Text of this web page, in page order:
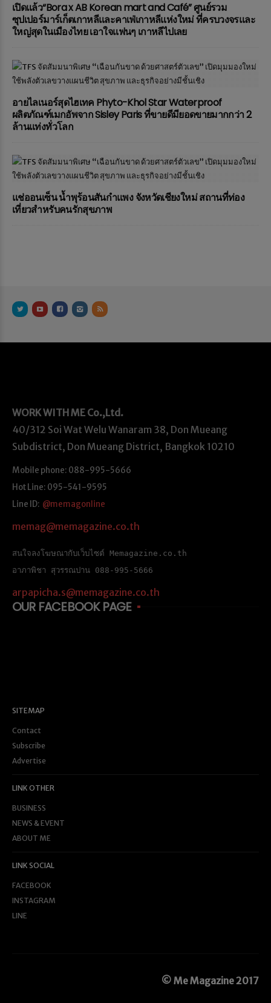
เปิดแล้ว“Bora x AB Korean mart and Café” ศูนย์รวม
ซุปเปอร์มาร์เก็ตเกาหลีและคาเฟ่เกาหลีแห่งใหม่ ที่ครบวงจรและ
ใหญ่สุดในเมืองไทย เอาใจแฟนๆ เกาหลีไปเลย
อายไลเนอร์สุดไฮเทค Phyto-Khol Star Waterproof
ผลิตภัณฑ์เมกอัพจาก Sisley Paris ที่ขายดีมียอดขายมากกว่า 2
ล้านแท่งทั่วโลก
แช่ออนเซ็น น้ำพุร้อนสันกำแพง จังหวัดเชียงใหม่ สถานที่ท่อง
เที่ยวสำหรับคนรักสุขภาพ
WORK WITH ME Co.,Ltd.
40/312 Soi Wat Welu Wanaram 38, Don Mueang
Subdistrict, Don Mueang District, Bangkok 10210
Mobile phone: 088-995-5666
Hot Line: 095-541-9595
Line ID: @memagonline
memag@memagazine.co.th
สนใจลงโฆษณากับเว็บไซต์ Memagazine.co.th
อาภาพิชา สุวรรณปาน 088-995-5666
arpapicha.s@memagazine.co.th
OUR FACEBOOK PAGE
SITEMAP
Contact
Subscribe
Advertise
LINK OTHER
BUSINESS
NEWS & EVENT
ABOUT ME
LINK SOCIAL
FACEBOOK
INSTAGRAM
LINE
© Me Magazine 2017